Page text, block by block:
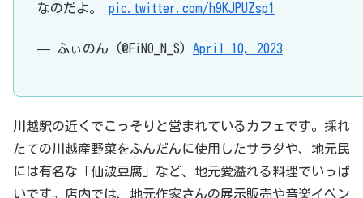
なのだよ。 pic.twitter.com/h9KJPUZsp1
— ふぃのん (@FiNO_N_S) April 10, 2023
川越駅の近くでこっそりと営まれているカフェです。採れ
たての川越産野菜をふんだんに使用したサラダや、地元民
には有名な「仙波豆腐」など、地元愛溢れる料理でいっぱ
いです。店内では、地元作家さんの展示販売や音楽イベン